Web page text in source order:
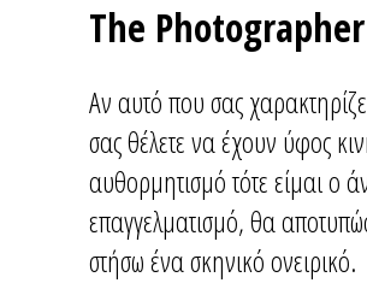
The Photographer
Αν αυτό που σας
σας θέλετε να έχουν ύφος
αυθορμητισμό τότε είμαι ο
επαγγελματισμό, θα
στήσω ένα σκηνικό ονειρικό.